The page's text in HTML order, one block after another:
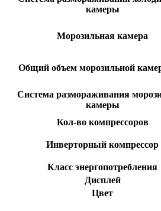
камеры
Морозильная камера
Общий объем морозильной
Система размораживания
камеры
Кол-во компрессоров
Инверторный компрессор
Класс энергопотребления
Дисплей
Цвет